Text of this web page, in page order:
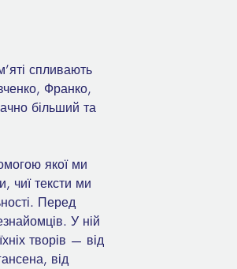
спливають
Франко,
більший та
якої ми
чиї тексти ми
Перед
У ній
творів — від
від